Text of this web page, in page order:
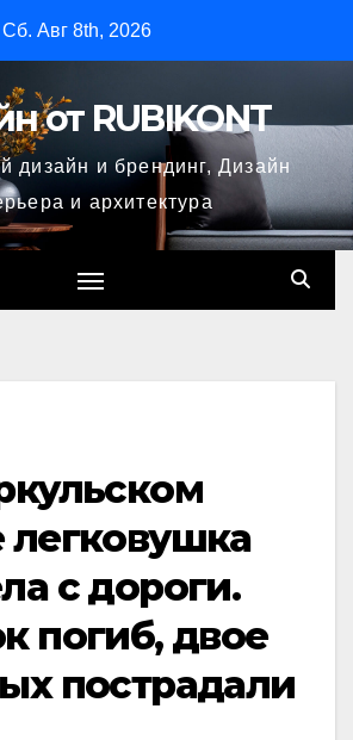
Сб. Авг 8th, 2026
от RUBIKONT
дизайн и брендинг, Дизайн
и архитектура
легковушка
с дороги.
погиб, двое
пострадали